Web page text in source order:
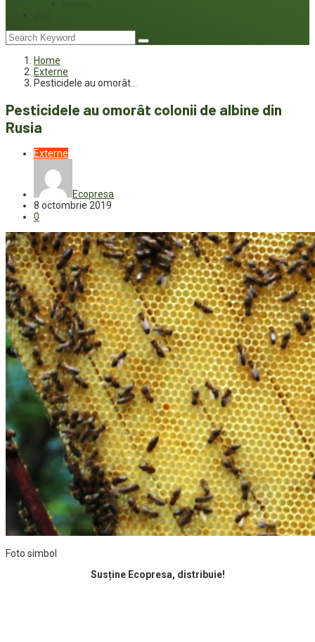
Home
Externe
Pesticidele au omorât…
Pesticidele au omorât colonii de albine din
Rusia
Externe
Ecopresa
8 octombrie 2019
0
Foto simbol
Susține Ecopresa, distribuie!